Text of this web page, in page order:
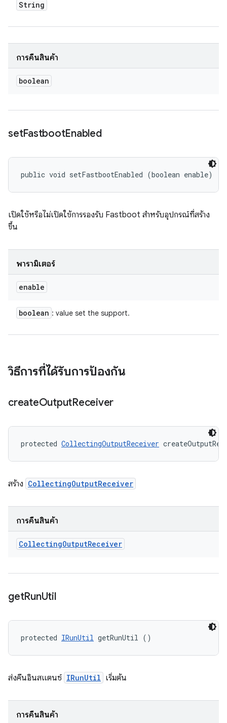
String
การคืนสินค้า
boolean
setFastbootEnabled
public void setFastbootEnabled (boolean enable)
เปิดใช้หรือไม่เปิดใช้การรองรับ Fastboot สำหรับอุปกรณ์ที่สร้าง
ขึ้น
พารามิเตอร์
enable
boolean : value set the support.
วิธีการที่ได้รับการป้องกัน
createOutputReceiver
protected CollectingOutputReceiver
สร้าง CollectingOutputReceiver
การคืนสินค้า
CollectingOutputReceiver
getRunUtil
protected IRunUtil getRunUtil ()
ส่งคืนอินสแตนซ์ IRunUtil เริ่มต้น
การคืนสินค้า